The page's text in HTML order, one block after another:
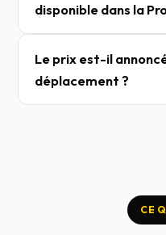
disponible dans la
Le prix est-il
déplacement ?
CE